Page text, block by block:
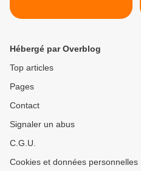
Hébergé par Overblog
Top articles
Pages
Contact
Signaler un abus
C.G.U.
Cookies et données personnelles